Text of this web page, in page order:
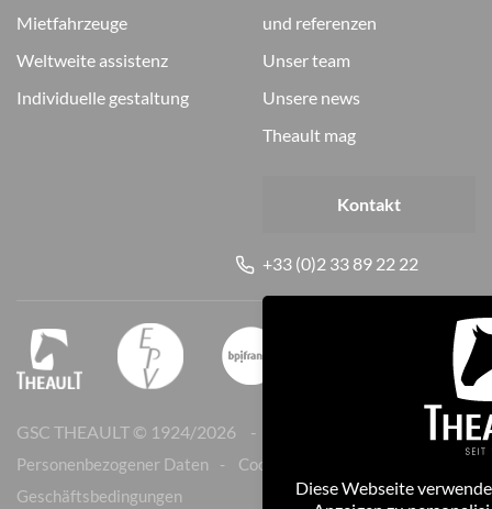
mietfahrzeuge
weltweite assistenz
individuelle gestaltung
und referenzen
unser team
unsere news
theault mag
Kontakt
+33 (0)2 33 89 22 22
GSC THEAULT © 1924/2026
Personenbezogener Daten
Cookies
Geschäftsbedingungen
Diese Webseite